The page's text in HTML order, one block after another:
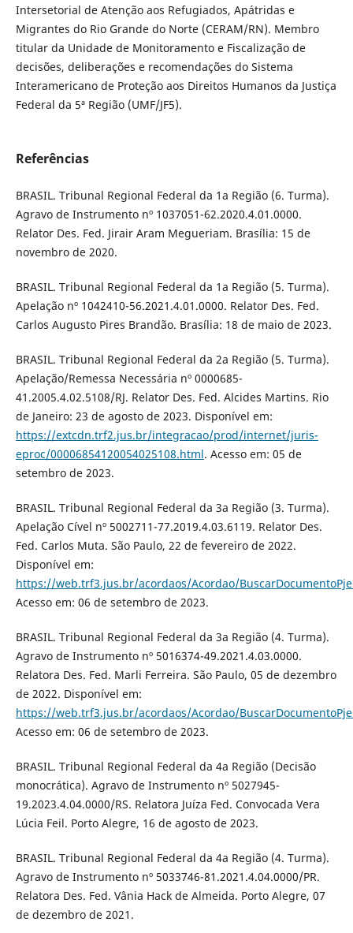
Intersetorial de Atenção aos Refugiados, Apátridas e
Migrantes do Rio Grande do Norte (CERAM/RN). Membro
titular da Unidade de Monitoramento e Fiscalização de
decisões, deliberações e recomendações do Sistema
Interamericano de Proteção aos Direitos Humanos da Justiça
Federal da 5ª Região (UMF/JF5).
Referências
BRASIL. Tribunal Regional Federal da 1a Região (6. Turma).
Agravo de Instrumento nº 1037051-62.2020.4.01.0000.
Relator Des. Fed. Jirair Aram Megueriam. Brasília: 15 de
novembro de 2020.
BRASIL. Tribunal Regional Federal da 1a Região (5. Turma).
Apelação nº 1042410-56.2021.4.01.0000. Relator Des. Fed.
Carlos Augusto Pires Brandão. Brasília: 18 de maio de 2023.
BRASIL. Tribunal Regional Federal da 2a Região (5. Turma).
Apelação/Remessa Necessária nº 0000685-
41.2005.4.02.5108/RJ. Relator Des. Fed. Alcides Martins. Rio
de Janeiro: 23 de agosto de 2023. Disponível em:
https://extcdn.trf2.jus.br/integracao/prod/internet/juris-
eproc/00006854120054025108.html. Acesso em: 05 de
setembro de 2023.
BRASIL. Tribunal Regional Federal da 3a Região (3. Turma).
Apelação Cível nº 5002711-77.2019.4.03.6119. Relator Des.
Fed. Carlos Muta. São Paulo, 22 de fevereiro de 2022.
Disponível em:
https://web.trf3.jus.br/acordaos/Acordao/
Acesso em: 06 de setembro de 2023.
BRASIL. Tribunal Regional Federal da 3a Região (4. Turma).
Agravo de Instrumento nº 5016374-49.2021.4.03.0000.
Relatora Des. Fed. Marli Ferreira. São Paulo, 05 de dezembro
de 2022. Disponível em:
https://web.trf3.jus.br/acordaos/Acordao/
Acesso em: 06 de setembro de 2023.
BRASIL. Tribunal Regional Federal da 4a Região (Decisão
monocrática). Agravo de Instrumento nº 5027945-
19.2023.4.04.0000/RS. Relatora Juíza Fed. Convocada Vera
Lúcia Feil. Porto Alegre, 16 de agosto de 2023.
BRASIL. Tribunal Regional Federal da 4a Região (4. Turma).
Agravo de Instrumento nº 5033746-81.2021.4.04.0000/PR.
Relatora Des. Fed. Vânia Hack de Almeida. Porto Alegre, 07
de dezembro de 2021.